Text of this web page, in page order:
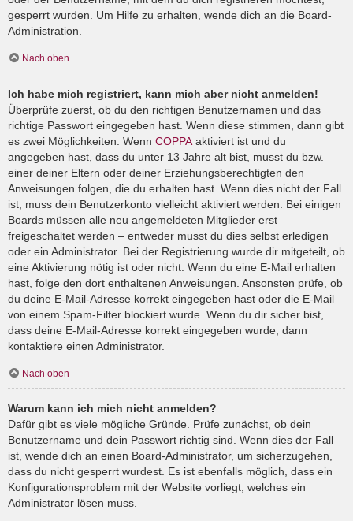
gesperrt wurden. Um Hilfe zu erhalten, wende dich an die Board-
Administration.
Nach oben
Ich habe mich registriert, kann mich aber nicht anmelden!
Überprüfe zuerst, ob du den richtigen Benutzernamen und das
richtige Passwort eingegeben hast. Wenn diese stimmen, dann gibt
es zwei Möglichkeiten. Wenn COPPA aktiviert ist und du
angegeben hast, dass du unter 13 Jahre alt bist, musst du bzw.
einer deiner Eltern oder deiner Erziehungsberechtigten den
Anweisungen folgen, die du erhalten hast. Wenn dies nicht der Fall
ist, muss dein Benutzerkonto vielleicht aktiviert werden. Bei einigen
Boards müssen alle neu angemeldeten Mitglieder erst
freigeschaltet werden – entweder musst du dies selbst erledigen
oder ein Administrator. Bei der Registrierung wurde dir mitgeteilt, ob
eine Aktivierung nötig ist oder nicht. Wenn du eine E-Mail erhalten
hast, folge den dort enthaltenen Anweisungen. Ansonsten prüfe, ob
du deine E-Mail-Adresse korrekt eingegeben hast oder die E-Mail
von einem Spam-Filter blockiert wurde. Wenn du dir sicher bist,
dass deine E-Mail-Adresse korrekt eingegeben wurde, dann
kontaktiere einen Administrator.
Nach oben
Warum kann ich mich nicht anmelden?
Dafür gibt es viele mögliche Gründe. Prüfe zunächst, ob dein
Benutzername und dein Passwort richtig sind. Wenn dies der Fall
ist, wende dich an einen Board-Administrator, um sicherzugehen,
dass du nicht gesperrt wurdest. Es ist ebenfalls möglich, dass ein
Konfigurationsproblem mit der Website vorliegt, welches ein
Administrator lösen muss.